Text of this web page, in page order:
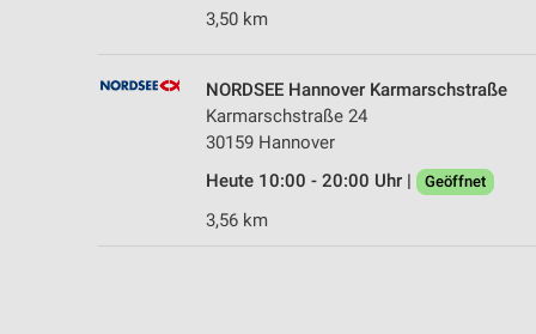
3,50 km
NORDSEE Hannover Karmarschstraße
Karmarschstraße 24
30159 Hannover
Heute 10:00 - 20:00 Uhr |
Geöffnet
3,56 km